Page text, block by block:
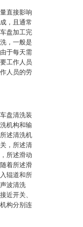
直接影响
，且通常
盘加工完
，一般是
于每天需
工作人员
人员的劳
盘清洗装
机构和输
述清洗机
，所述清
所述滑动
着所述滑
辊道和所
波清洗
近开关、
构分别连